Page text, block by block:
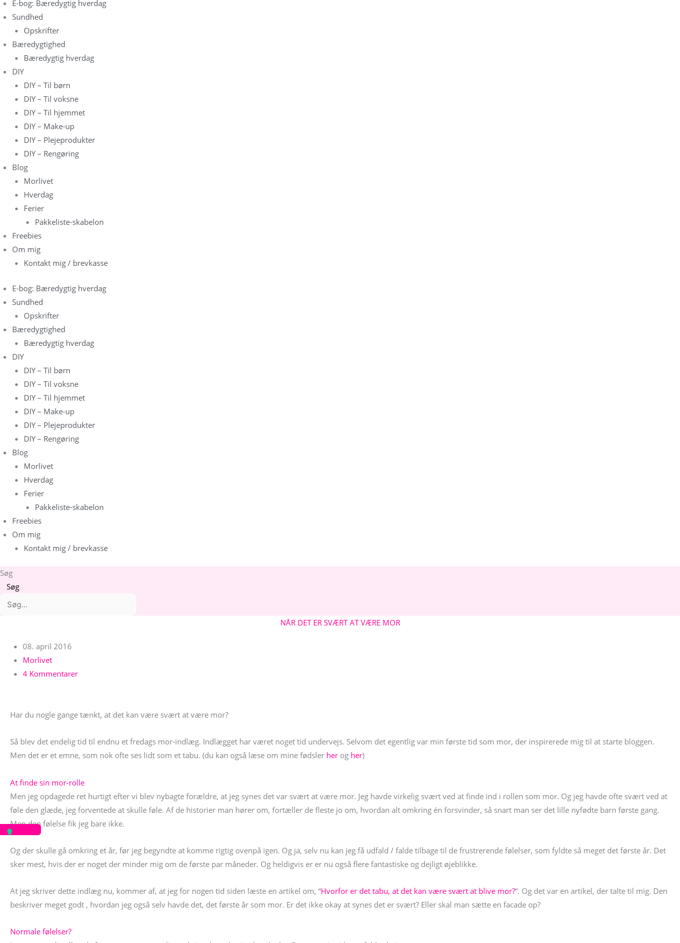
E-bog: Bæredygtig hverdag
Sundhed
Opskrifter
Bæredygtighed
Bæredygtig hverdag
DIY
DIY – Til børn
DIY – Til voksne
DIY – Til hjemmet
DIY – Make-up
DIY – Plejeprodukter
DIY – Rengøring
Blog
Morlivet
Hverdag
Ferier
Pakkeliste-skabelon
Freebies
Om mig
Kontakt mig / brevkasse
E-bog: Bæredygtig hverdag
Sundhed
Opskrifter
Bæredygtighed
Bæredygtig hverdag
DIY
DIY – Til børn
DIY – Til voksne
DIY – Til hjemmet
DIY – Make-up
DIY – Plejeprodukter
DIY – Rengøring
Blog
Morlivet
Hverdag
Ferier
Pakkeliste-skabelon
Freebies
Om mig
Kontakt mig / brevkasse
Søg
Søg
NÅR DET ER SVÆRT AT VÆRE MOR
08. april 2016
Morlivet
4 Kommentarer
Har du nogle gange tænkt, at det kan være svært at være mor?
Så blev det endelig tid til endnu et fredags mor-indlæg. Indlægget har været noget tid undervejs. Selvom det egentlig var min første tid som mor, der inspirerede mig til at starte bloggen.
Men det er et emne, som nok ofte ses lidt som et tabu. (du kan også læse om mine fødsler her og her)
At finde sin mor-rolle
Men jeg opdagede ret hurtigt efter vi blev nybagte forældre, at jeg synes det var svært at være mor. Jeg havde virkelig svært ved at finde ind i rollen som mor. Og jeg havde ofte svært ved at
føle den glæde, jeg forventede at skulle føle. Af de historier man hører om, fortæller de fleste jo om, hvordan alt omkring én forsvinder, så snart man ser det lille nyfødte barn første gang.
Men den følelse fik jeg bare ikke.
Og der skulle gå omkring et år, før jeg begyndte at komme rigtig ovenpå igen. Og ja, selv nu kan jeg få udfald / falde tilbage til de frustrerende følelser, som fyldte så meget det første år. Det
sker mest, hvis der er noget der minder mig om de første par måneder. Og heldigvis er er nu også flere fantastiske og dejligt øjeblikke.
At jeg skriver dette indlæg nu, kommer af, at jeg for nogen tid siden læste en artikel om, “Hvorfor er det tabu, at det kan være svært at blive mor?“. Og det var en artikel, der talte til mig. Den
beskriver meget godt , hvordan jeg også selv havde det, det første år som mor. Er det ikke okay at synes det er svært? Eller skal man sætte en facade op?
Normale følelser?